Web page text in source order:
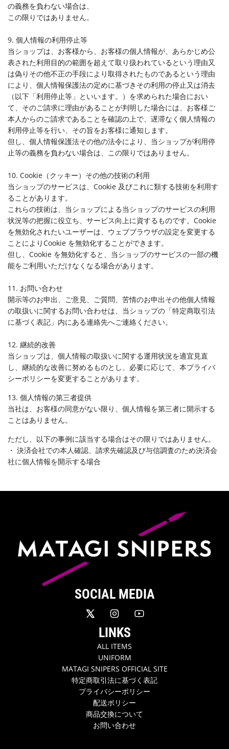
の義務を負わない場合は、
この限りではありません。
9. 個人情報の利用停止等
当ショップは、お客様から、お客様の個人情報が、あらかじめ公
表された利用目的の範囲を超えて取り扱われているという理由又
は偽りその他不正の手段により取得されたものであるという理由
により、個人情報保護法の定めに基づきその利用の停止又は消去
（以下「利用停止等」といいます。）を求められた場合におい
て、そのご請求に理由があることが判明した場合には、お客様ご
本人からのご請求であることを確認の上で、遅滞なく個人情報の
利用停止等を行い、その旨をお客様に通知します。
但し、個人情報保護法その他の法令により、当ショップが利用停
止等の義務を負わない場合は、この限りではありません。
10. Cookie（クッキー）その他の技術の利用
当ショップのサービスは、Cookie 及びこれに類する技術を利用す
ることがあります。
これらの技術は、当ショップによる当ショップのサービスの利用
状況等の把握に役立ち、サービス向上に資するものです。Cookie
を無効化されたいユーザーは、ウェブブラウザの設定を変更する
ことによりCookie を無効化することができます。
但し、Cookie を無効化すると、当ショップのサービスの一部の機
能をご利用いただけなくなる場合があります。
11. お問い合わせ
開示等のお申出、ご意見、ご質問、苦情のお申出その他個人情報
の取扱いに関するお問い合わせは、当ショップの「特定商取引法
に基づく表記」内にある連絡先へご連絡ください。
12. 継続的改善
当ショップは、個人情報の取扱いに関する運用状況を適宜見直
し、継続的な改善に努めるものとし、必要に応じて、本プライバ
シーポリシーを変更することがあります。
13. 個人情報の第三者提供
当社は、お客様の同意がない限り、個人情報を第三者に開示する
ことはありません。
ただし、以下の事例に該当する場合はその限りではありません。
・ 決済会社での本人確認、請求先確認及び与信調査のため決済会
社に個人情報を開示する場合
SOCIAL MEDIA
LINKS
ALL ITEMS
UNIFORM
MATAGI SNIPERS OFFICIAL SITE
特定商取引法に基づく表記
プライバシーポリシー
配送ポリシー
商品交換について
お問い合わせ